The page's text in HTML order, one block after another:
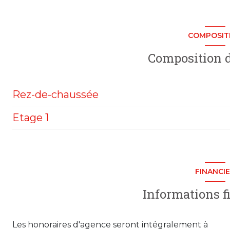
Composition
Rez-de-chaussée
salon/sejour
Etage 1
Informations
Les honoraires d'agence seront intégralement à